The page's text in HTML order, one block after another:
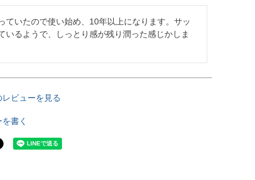
ていたので使い始め、10年以上になります。サッ
いるようで、しっとり感が残り潤った感じかしま
ビューを見る
書く